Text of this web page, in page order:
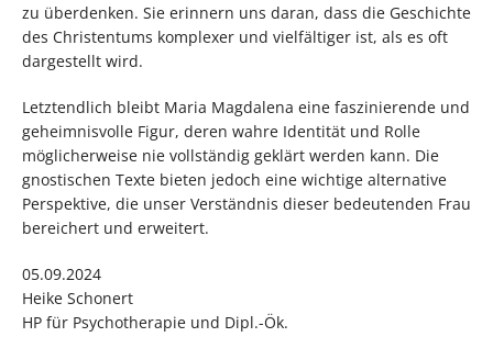
zu überdenken. Sie erinnern uns daran, dass die Geschichte
des Christentums komplexer und vielfältiger ist, als es oft
dargestellt wird.
Letztendlich bleibt Maria Magdalena eine faszinierende und
geheimnisvolle Figur, deren wahre Identität und Rolle
möglicherweise nie vollständig geklärt werden kann. Die
gnostischen Texte bieten jedoch eine wichtige alternative
Perspektive, die unser Verständnis dieser bedeutenden Frau
bereichert und erweitert.
05.09.2024
Heike Schonert
HP für Psychotherapie und Dipl.-Ök.